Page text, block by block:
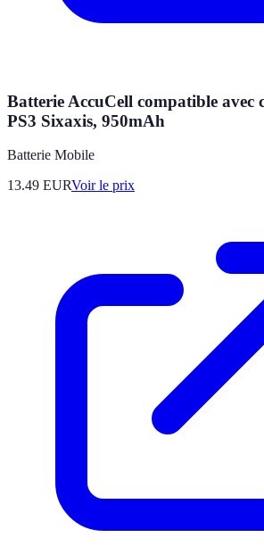
Batterie AccuCell compatible avec
PS3 Sixaxis, 950mAh
Batterie Mobile
13.49 EURVoir le prix